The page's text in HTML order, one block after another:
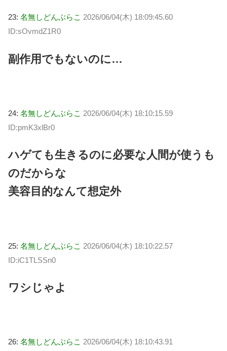
23: 名無しどんぶらこ 2026/06/04(木) 18:09:45.60
ID:sOvmdZ1R0
副作用でもないのに…
24: 名無しどんぶらこ 2026/06/04(木) 18:10:15.59
ID:pmK3xlBr0
ハゲても生きるのに必要な人間が使うも
のだからな
美容目的なんて想定外
25: 名無しどんぶらこ 2026/06/04(木) 18:10:22.57
ID:iC1TLSSn0
ワシじゃよ
26: 名無しどんぶらこ 2026/06/04(木) 18:10:43.91